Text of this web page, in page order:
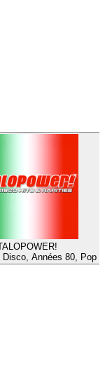
Disco, Années 80, Pop